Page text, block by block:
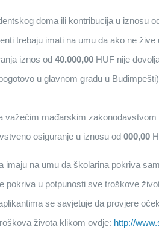
doma ili kontribucija u iznosu
trebaju imati na umu da ako ne
iznos od 40.000,00 HUF nije
u glavnom gradu u Budimpešti)
važećim mađarskim
osiguranje u iznosu od 000,00
imaju na umu da školarina pokriva
pokriva u potpunosti sve troškove
se savjetuje da provjere
života klikom ovdje: http://